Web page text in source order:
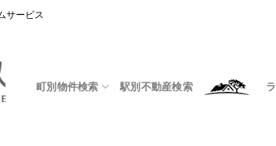
サービス
町別物件検索 駅別不動産検索